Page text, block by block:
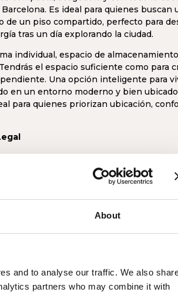
About
and to analyse our traffic. We also
partners who may combine it with
Es ideal para quienes buscan
de un piso compartido, perfecto para
tras un día explorando la ciudad.
individual, espacio de
el espacio suficiente como para
Una opción inteligente para
en un entorno moderno y bien
para quienes priorizan ubicación,
de la normativa vigente sobre
se comercializa exclusivamente
o culturales. El contrato se
de vivienda habitual y siempre
correspondiente que acredite
solo para estancias de más de 32 días
del edificio tiene la condición de
los datos legales de cada unidad en el